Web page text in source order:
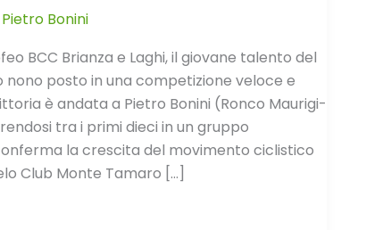
Pietro Bonini
BCC Brianza e Laghi, il giovane talento del
posto in una competizione veloce e
è andata a Pietro Bonini (Ronco Maurigi-
tra i primi dieci in un gruppo
la crescita del movimento ciclistico
Club Monte Tamaro […]